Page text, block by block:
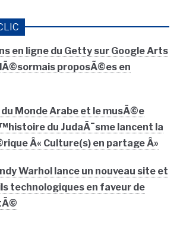
en ligne du Getty sur Google Arts
proposÃ©es en
Monde Arabe et le musÃ©e
du JudaÃ¯sme lancent la
Â« Culture(s) en partage Â»
Warhol lance un nouveau site et
technologiques en faveur de